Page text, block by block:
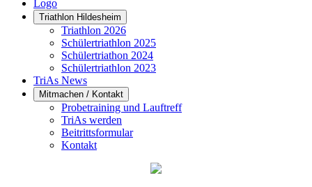
Logo
Triathlon Hildesheim
Triathlon 2026
Schülertriathlon 2025
Schülertriathon 2024
Schülertriathlon 2023
TriAs News
Mitmachen / Kontakt
Probetraining und Lauftreff
TriAs werden
Beitrittsformular
Kontakt